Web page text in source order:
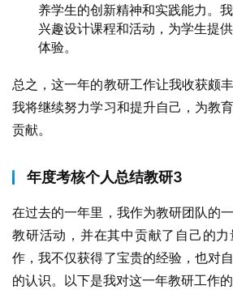
养学生的创新精神和实践能力。
兴趣设计课程和活动，为学生提
体验。
总之，这一年的教研工作让我收获颇
我将继续努力学习和提升自己，为教
贡献。
年度考核个人总结教研3
在过去的一年里，我作为教研团队的
教研活动，并在其中贡献了自己的
作，我不仅获得了宝贵的经验，也对
的认识。以下是我对这一年教研工作的